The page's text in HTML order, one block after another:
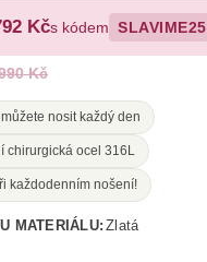
Kčs kódem SLAVIME25
Kč
nosit každý den
ocel 316L
každodenním nošení!
MATERIÁLU: Zlatá